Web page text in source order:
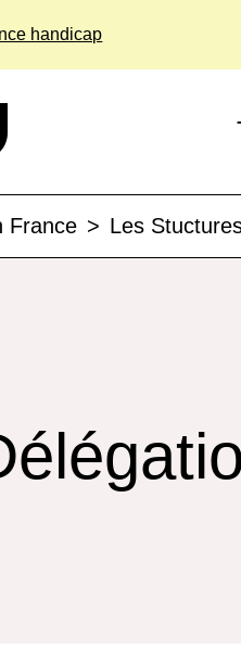
handicap
France > Les